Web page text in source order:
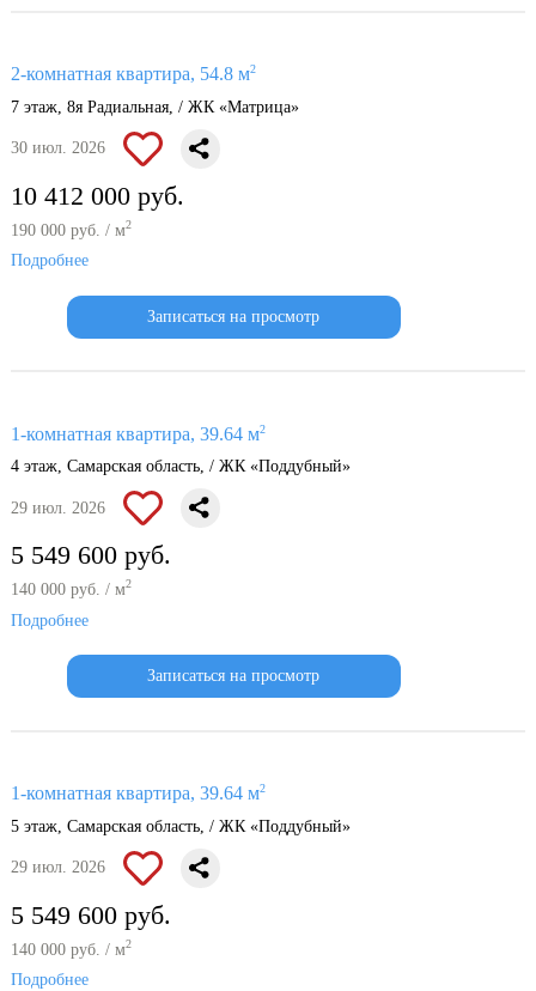
2-комнатная квартира, 54.8 м2
7 этаж, 8я Радиальная, / ЖК «Матрица»
30 июл. 2026
10 412 000 руб.
190 000 руб. / м2
Подробнее
Записаться на просмотр
1-комнатная квартира, 39.64 м2
4 этаж, Самарская область, / ЖК «Поддубный»
29 июл. 2026
5 549 600 руб.
140 000 руб. / м2
Подробнее
Записаться на просмотр
1-комнатная квартира, 39.64 м2
5 этаж, Самарская область, / ЖК «Поддубный»
29 июл. 2026
5 549 600 руб.
140 000 руб. / м2
Подробнее